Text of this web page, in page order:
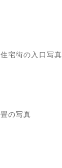
住宅街の入口写真
畳の写真